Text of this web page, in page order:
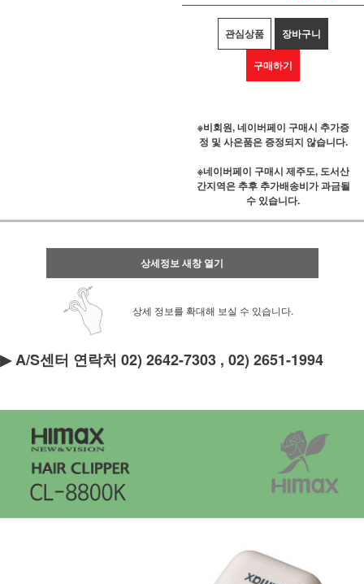
관심상품 장바구니
구매하기
※비회원, 네이버페이 구매시 추가증
정 및 사은품은 증정되지 않습니다.
※네이버페이 구매시 제주도, 도서산
간지역은 추후 추가배송비가 과금될
수 있습니다.
상세정보 새창 열기
상세 정보를 확대해 보실 수 있습니다.
▶ A/S센터 연락처 02) 2642-7303 , 02) 2651-1994